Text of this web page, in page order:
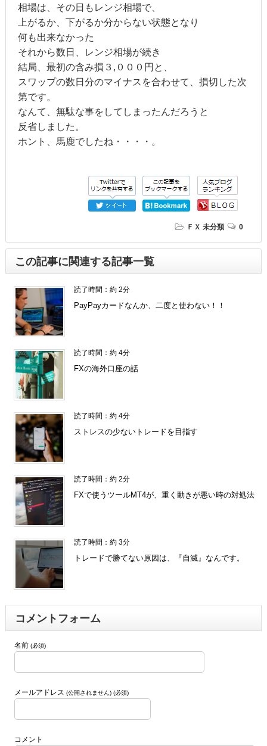
相場は、その日もレンジ相場で、
上がるか、下がるか分からない状態となり
何も出来なかった
それから数日、レンジ相場が続き
結局、最初の含み損３,０００円と、
スワップの数日分のマイナスを合わせて、損切した次
第です。
なんて、無駄な事をしてしまったんだろうと
反省しました。
ホント、馬鹿でしたね・・・・。
ＦＸ 未分類 0
この記事に関連する記事一覧
読了時間：約 2分
PayPayカードなんか、二度と使わない！！
読了時間：約 4分
FXの海外口座の話
読了時間：約 4分
ストレスの少ないトレードを目指す
読了時間：約 2分
FXで使うツールMT4が、重く動きが悪い時の対処法
読了時間：約 3分
トレードで勝てない原因は、『自滅』なんです。
コメントフォーム
名前 (必須)
メールアドレス (公開されません) (必須)
コメント